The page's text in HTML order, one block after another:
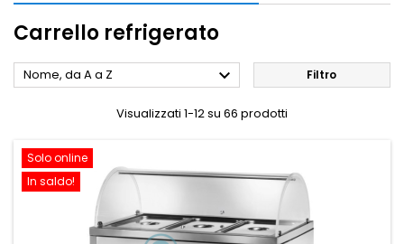
Carrello refrigerato
Nome, da A a Z  Filtro
Visualizzati 1-12 su 66 prodotti
Solo online
In saldo!